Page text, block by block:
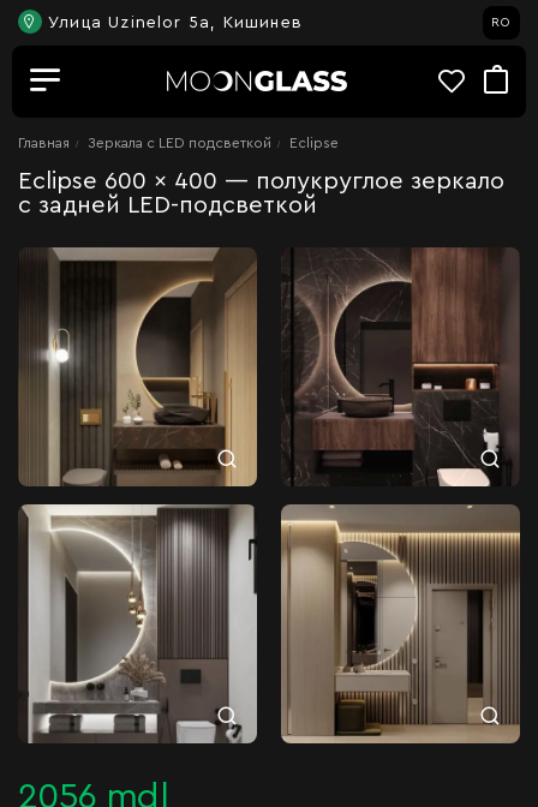
Улица Uzinelor 5a, Кишинев RO
Главная Зеркала c LED подсветкой Eclipse
Eclipse 600 x 400 — полукруглое зеркало
с задней LED-подсветкой
2056 mdl